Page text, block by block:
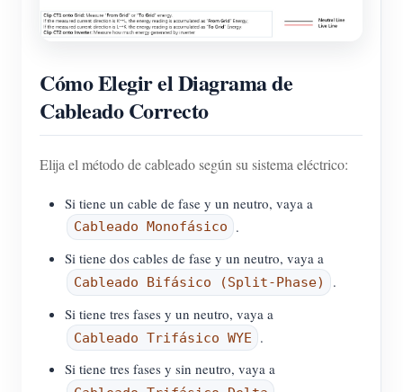
Cómo Elegir el Diagrama de
Cableado Correcto
Elija el método de cableado según su sistema eléctrico:
Si tiene un cable de fase y un neutro, vaya a
Cableado Monofásico
.
Si tiene dos cables de fase y un neutro, vaya a
Cableado Bifásico (Split-Phase)
.
Si tiene tres fases y un neutro, vaya a
Cableado Trifásico WYE
.
Si tiene tres fases y sin neutro, vaya a